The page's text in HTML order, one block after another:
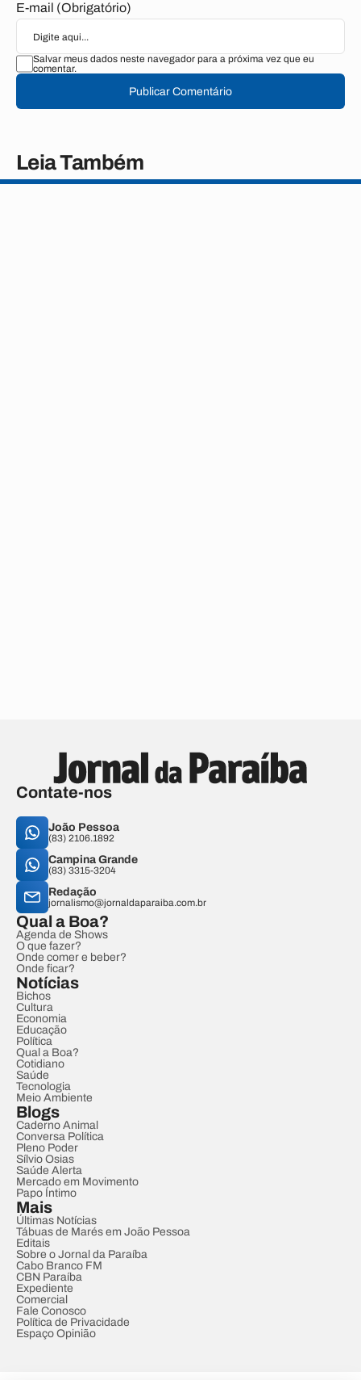
E-mail (Obrigatório)
Salvar meus dados neste navegador para a próxima vez que eu
comentar.
Publicar Comentário
Leia Também
Contate-nos
João Pessoa
(83) 2106.1892
Campina Grande
(83) 3315-3204
Redação
jornalismo@jornaldaparaiba.com.br
Qual a Boa?
Agenda de Shows
O que fazer?
Onde comer e beber?
Onde ficar?
Notícias
Bichos
Cultura
Economia
Educação
Política
Qual a Boa?
Cotidiano
Saúde
Tecnologia
Meio Ambiente
Blogs
Caderno Animal
Conversa Política
Pleno Poder
Sílvio Osias
Saúde Alerta
Mercado em Movimento
Papo Íntimo
Mais
Últimas Notícias
Tábuas de Marés em João Pessoa
Editais
Sobre o Jornal da Paraíba
Cabo Branco FM
CBN Paraíba
Expediente
Comercial
Fale Conosco
Política de Privacidade
Espaço Opinião